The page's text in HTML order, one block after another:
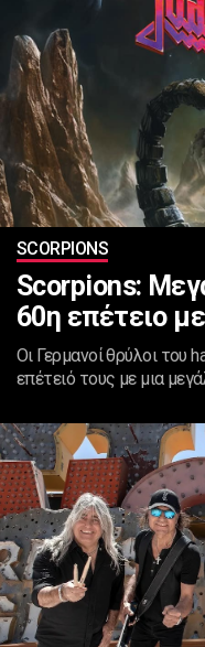
SCORPIONS
Scorpions:
60η επέτειο
Οι Γερμανοί θρύλοι του
επέτειό τους με μια